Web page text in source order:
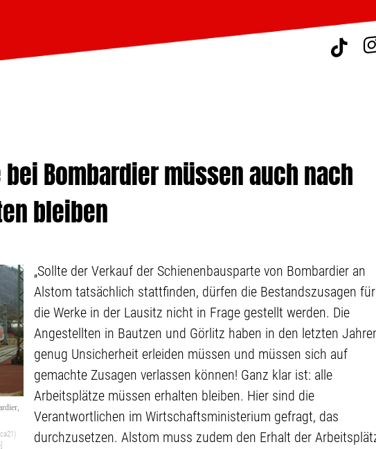
Bombardier müssen auch nach
bleiben
„Sollte der Verkauf der Schienenbausparte von Bombardier an
Alstom tatsächlich stattfinden, dürfen die Bestandszusagen für
die Werke in der Lausitz nicht in Frage gestellt werden. Die
Angestellten in Bautzen und Görlitz haben in den letzten
genug Unsicherheit erleiden müssen und müssen sich auf
gemachte Zusagen verlassen können! Ganz klar ist: alle
Arbeitsplätze müssen erhalten bleiben. Hier sind die
Verantwortlichen im Wirtschaftsministerium gefragt, das
durchzusetzen. Alstom muss zudem den Erhalt der